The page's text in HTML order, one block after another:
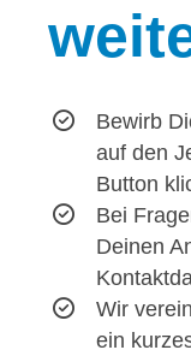
Bewirb
auf den
Button
Bei
Deinen
Wir
ein